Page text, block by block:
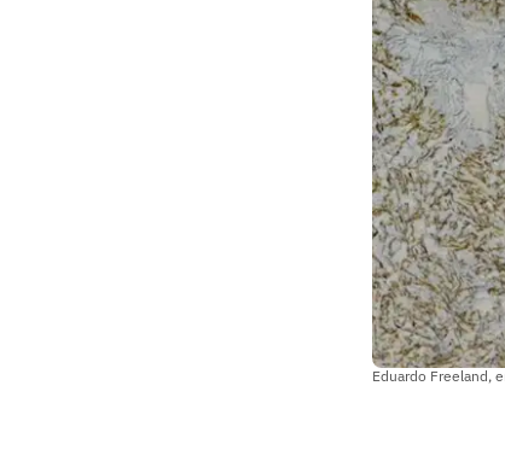
Eduardo Freeland,